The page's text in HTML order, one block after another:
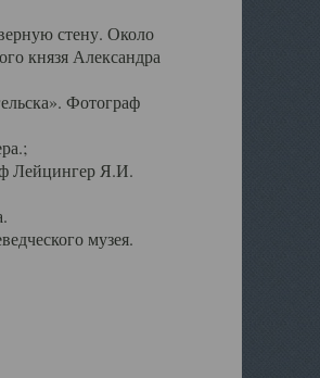
стену. Около
князя Александра
Фотограф
Лейцингер Я.И.
музея.